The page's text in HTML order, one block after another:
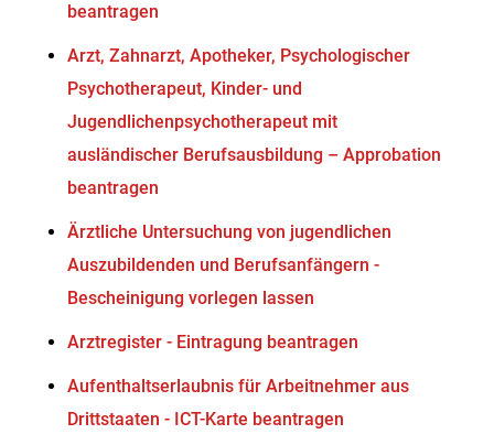
beantragen
Arzt, Zahnarzt, Apotheker, Psychologischer
Psychotherapeut, Kinder- und
Jugendlichenpsychotherapeut mit
ausländischer Berufsausbildung – Approbation
beantragen
Ärztliche Untersuchung von jugendlichen
Auszubildenden und Berufsanfängern -
Bescheinigung vorlegen lassen
Arztregister - Eintragung beantragen
Aufenthaltserlaubnis für Arbeitnehmer aus
Drittstaaten - ICT-Karte beantragen